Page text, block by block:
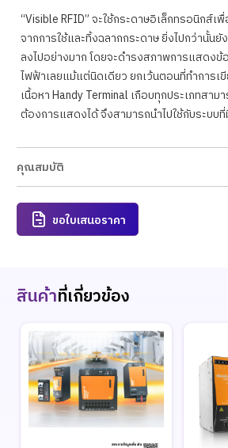
“Visible RFID” จะใช้กระดาษอิเล็กทรอนิกส์
จากการใช้และทิ้งฉลากกระดาษ ยิ่งไปกว่านั้น
ลงไปอย่างมาก โดยจะดำรงสภาพการแสดงข้
ไฟฟ้าเลยแม้แต่นิดเดียว ยกเว้นตอนที่ทำการเ
เนื้อหา Handy Terminal เกือบทุกประเภทสาม
ต้องการแสดงได้ จึงสามารถนำไปใช้กับระบบ
คุณสมบัติ
ขอใบเสนอราคา
สินค้าที่เกี่ยวข้อง